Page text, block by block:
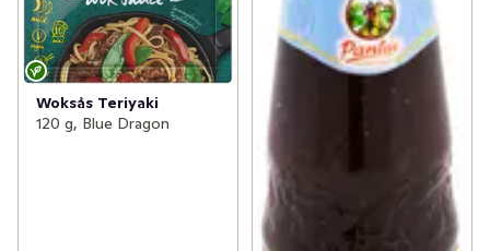
Woksås Teriyaki
120 g, Blue Dragon